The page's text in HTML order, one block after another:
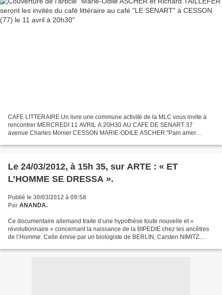
CAFE LITTERAIRE Un livre une commune activité de la MLC vous invite à
rencontrer MERCREDI 11 AVRIL A 20H30 AU CAFE DE SENART 37
avenue Charles Monier CESSON MARIE-ODILE ASCHER "Pain amer
Le 24/03/2012, à 15h 35, sur ARTE : « ET
L’HOMME SE DRESSA ».
Publié le 30/03/2012 à 09:58
Par ANANDA.
Ce documentaire allemand traite d’une hypothèse toute nouvelle et «
révolutionnaire » concernant la naissance de la BIPEDIE chez les ancêtres
de l’Homme. Celle émise par un biologiste de BERLIN, Carsten NIMITZ.